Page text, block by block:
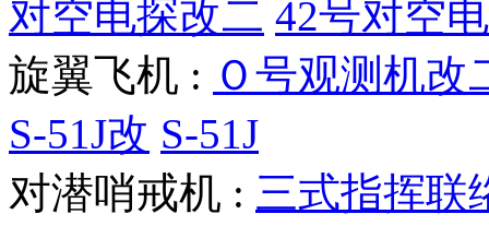
对空电探改二 42号对空
旋翼飞机 : Ｏ号观测机改
S-51J改 S-51J
对潜哨戒机 : 三式指挥联